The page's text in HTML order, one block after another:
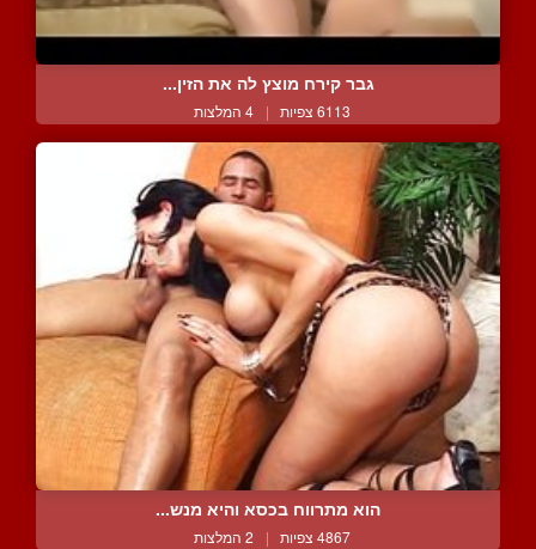
גבר קירח מוצץ לה את הזין...
6113 צפיות | 4 המלצות
הוא מתרווח בכסא והיא מנש...
4867 צפיות | 2 המלצות